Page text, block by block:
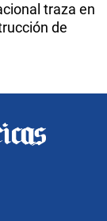
traza en
de